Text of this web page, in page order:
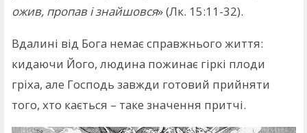
ожив, пропав і знайшовся» (Лк. 15:11-32).
Вдалині від Бога немає справжнього життя:
кидаючи Його, людина пожинає гіркі плоди
гріха, але Господь завжди готовий прийняти
того, хто кається – таке значення притчі.